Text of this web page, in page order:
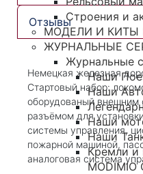
Строения и
МОДЕЛИ И КИТЫ
ЖУРНАЛЬНЫЕ
Журнальные
Наши
Наши
Наши
Наши
Кремли и
MODIMIO
Отзывы
Немецкая железная
Стартовый набор:
оборудованый
разъёмом для
системы управления,
пожарной машиной,
аналоговая система